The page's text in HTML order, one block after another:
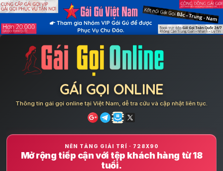
Skip
content
GÁI GỌI ONLINE
Thông tin gái gọi online tại Việt Nam, dễ tra cứu và cập nhật liên tục.
NỀN TẢNG GIẢI TRÍ · 728X90
Mở rộng tiếp cận với tệp khách hàng từ 18
tuổi.